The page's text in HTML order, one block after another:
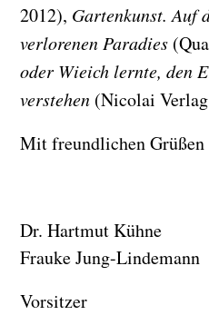
2012), Gartenkunst. Auf
verlorenen Paradies
oder Wieich lernte, den
verstehen (Nicolai
Mit freundlichen Grüßen
Dr.
Frauke Jung-Lindemann